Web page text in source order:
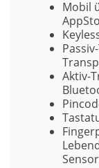
Mobil
Aktiv-